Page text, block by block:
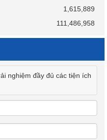
1,615,889
111,486,958
nghiệm đầy đủ các tiện ích